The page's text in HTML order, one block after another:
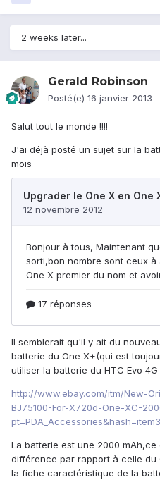
2 weeks later...
Gerald Robinson
Posté(e) 16 janvier 2013
Salut tout le monde !!!!
J'ai déjà posté un sujet sur la
mois
Il semblerait qu'il y ait du
batterie du One X+(qui est
utiliser la batterie du HTC Evo 4G
http://www.ebay.com/itm/New-
BJ75100-For-X720d-One-XC-
La batterie est une 2000
différence par rapport à celle
la fiche caractéristique de la